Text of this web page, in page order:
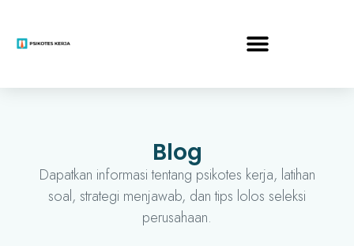
Blog
Dapatkan informasi tentang psikotes kerja, latihan
soal, strategi menjawab, dan tips lolos seleksi
perusahaan.